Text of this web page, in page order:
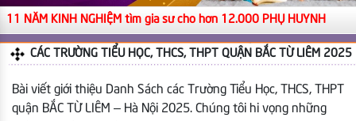
11 NĂM KINH NGHIỆM tìm gia sư cho hơn 12.000 PHỤ HUYNH
CÁC TRƯỜNG TIỂU HỌC, THCS, THPT QUẬN BẮC TỪ LIÊM 2025
Bài viết giới thiệu Danh Sách các Trường Tiểu Học, THCS, THPT
quận BẮC TỪ LIÊM – Hà Nội 2025. Chúng tôi hi vọng những